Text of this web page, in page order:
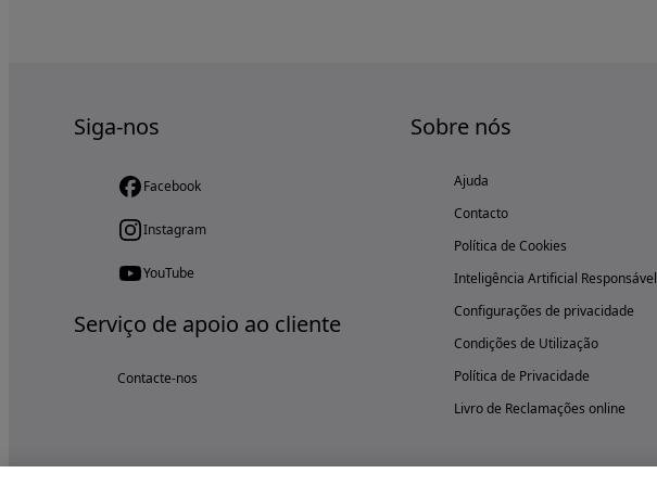
Siga-nos
Facebook
Instagram
YouTube
Serviço de apoio ao cliente
Contacte-nos
Sobre nós
Ajuda
Contacto
Política de Cookies
Inteligência Artificial Responsável
Configurações de privacidade
Condições de Utilização
Política de Privacidade
Livro de Reclamações online